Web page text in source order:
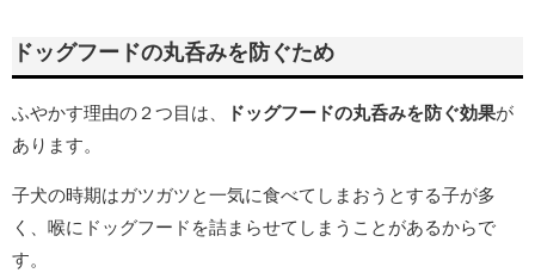
ドッグフードの丸呑みを防ぐため
ふやかす理由の２つ目は、 ドッグフードの丸呑みを防ぐ効果が
あります。
子犬の時期はガツガツと一気に食べてしまおうとする子が多
く、喉にドッグフードを詰まらせてしまうことがあるからで
す。